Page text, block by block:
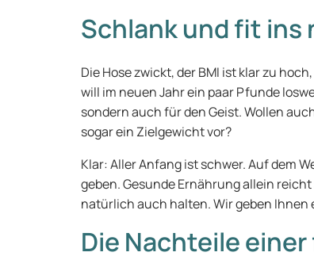
Schlank und fit ins
Die Hose zwickt, der BMI ist klar zu
will im neuen Jahr ein paar Pfunde
sondern auch für den Geist. Wollen
sogar ein Zielgewicht vor?
Klar: Aller Anfang ist schwer. Auf dem
geben. Gesunde Ernährung allein
natürlich auch halten. Wir geben Ihnen
Die Nachteile